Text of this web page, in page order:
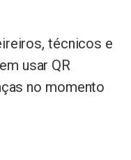
técnicos e
usar QR
no momento